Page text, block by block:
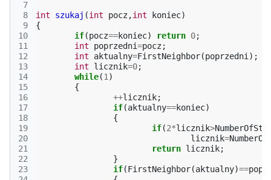
7
8
9
10
11
12
13
14
15
16
17
18
19
20
21
22
23
int szukaj (int pocz,int koniec)
{
if(pocz==koniec) return 0;
int
poprzedni=pocz;
int
aktualny=FirstNeighbor(poprzedni );
int
licznik=0;
while(1 )
{
++licznik;
if(aktualny==koniec)
{
if(2*licznik>
licznik=
return licznik;
}
if(FirstNeighbor(aktualny)==